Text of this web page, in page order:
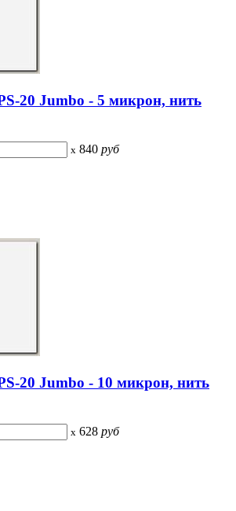
20 Jumbo - 5 микрон, нить
x 840 руб
20 Jumbo - 10 микрон, нить
x 628 руб